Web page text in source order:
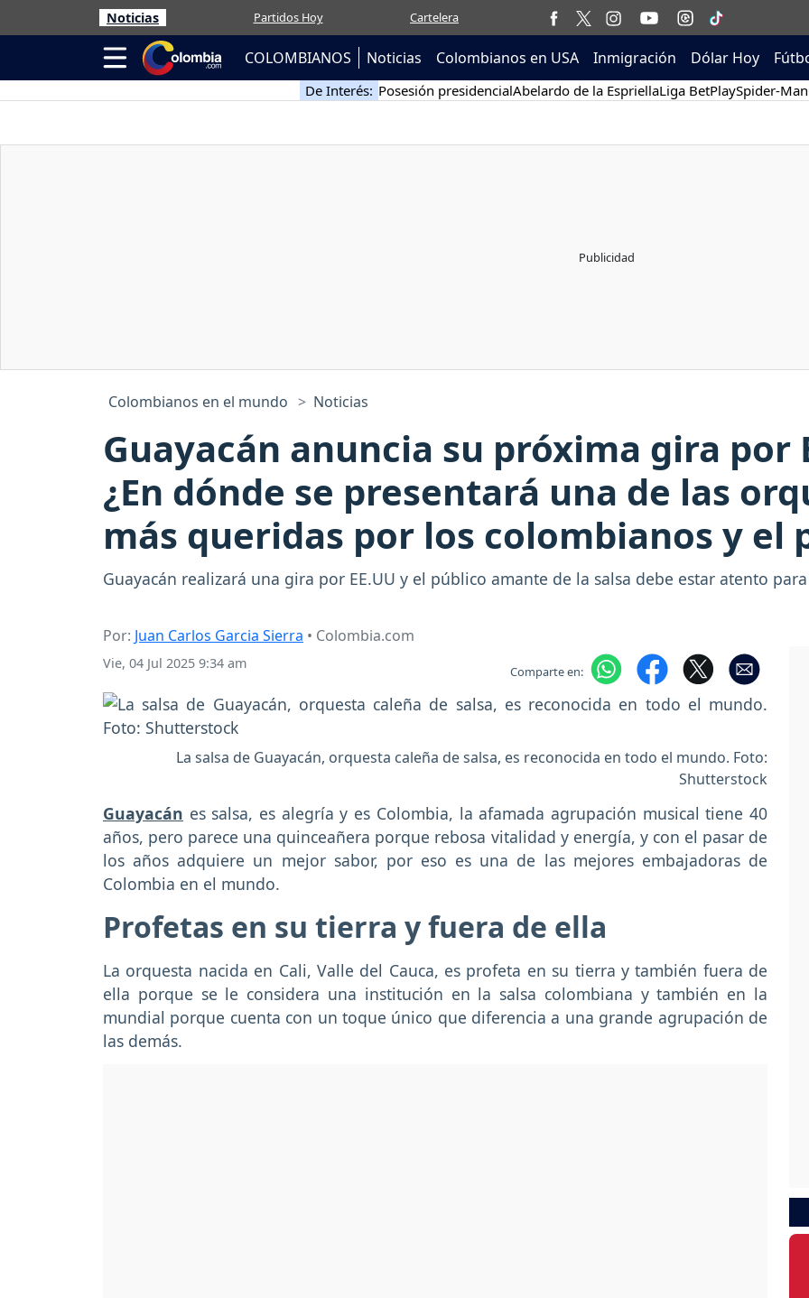
Noticias Partidos Hoy Cartelera
COLOMBIANOS Noticias Colombianos en USA Inmigración Dólar Hoy
De Interés: Posesión presidencialAbelardo de la EspriellaLiga BetPlaySpider-Man
Colombianos en el mundo Noticias
Guayacán anuncia su próxima gira por
¿En dónde se presentará una de las
más queridas por los colombianos y el
Guayacán realizará una gira por EE.UU y el público amante de la salsa debe estar atento
Por: Juan Carlos Garcia Sierra • Colombia.com
Vie, 04 Jul 2025 9:34 am Comparte en:
La salsa de Guayacán, orquesta caleña de salsa, es reconocida en todo el mundo. Foto:
Shutterstock
Guayacán es salsa, es alegría y es Colombia, la afamada agrupación musical tiene 40
años, pero parece una quinceañera porque rebosa vitalidad y energía, y con el pasar de
los años adquiere un mejor sabor, por eso es una de las mejores embajadoras de
Colombia en el mundo.
Profetas en su tierra y fuera de ella
La orquesta nacida en Cali, Valle del Cauca, es profeta en su tierra y también fuera de
ella porque se le considera una institución en la salsa colombiana y también en la
mundial porque cuenta con un toque único que diferencia a una grande agrupación de
las demás.